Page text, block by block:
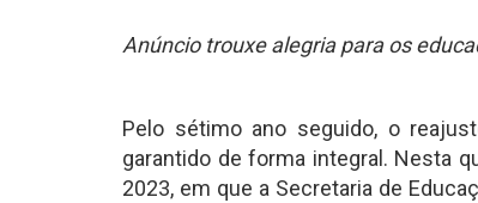
Anúncio trouxe alegria para os
Pelo sétimo ano seguido, o
garantido de forma integral. Nesta
2023, em que a Secretaria de